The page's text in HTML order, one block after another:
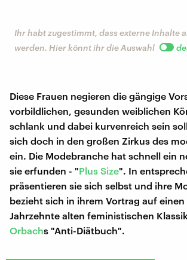
Ihr habt zugestimmt, dass externe Inhalte
werden. Hier könnt ihr die Auswahl
Diese Frauen negieren die gängige
vorbildlichen, gesunden weiblichen
schlank und dabei kurvenreich sein
sich doch in den großen Zirkus des
ein. Die Modebranche hat schnell ein
sie erfunden - "Plus Size". In
präsentieren sie sich selbst und ihre
bezieht sich in ihrem Vortrag auf
Jahrzehnte alten feministischen
Orbachs "Anti-Diätbuch".